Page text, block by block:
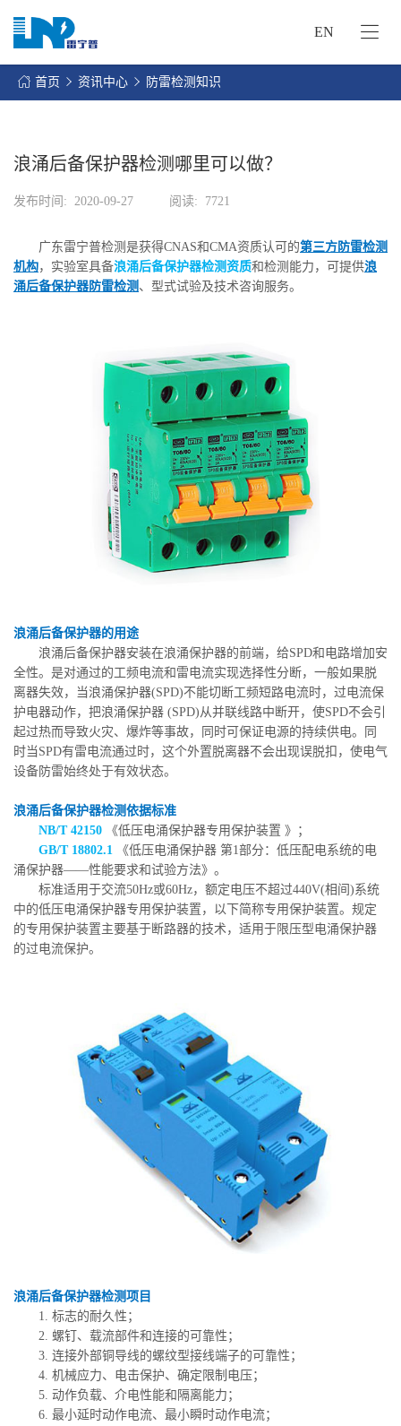
EN
首页 资讯中心 防雷检测知识
浪涌后备保护器检测哪里可以做？
发布时间: 2020-09-27 阅读: 7721
广东雷宁普检测是获得CNAS和CMA资质认可的第三方防雷检测
机构，实验室具备浪涌后备保护器检测资质和检测能力，可提供浪
涌后备保护器防雷检测 、型式试验及技术咨询服务。
浪涌后备保护器的用途
浪涌后备保护器安装在浪涌保护器的前端，给SPD和电路增加安
全性。是对通过的工频电流和雷电流实现选择性分断，一般如果脱
离器失效，当浪涌保护器(SPD)不能切断工频短路电流时，过电流保
护电器动作，把浪涌保护器 (SPD)从并联线路中断开，使SPD不会引
起过热而导致火灾、爆炸等事故，同时可保证电源的持续供电。同
时当SPD有雷电流通过时，这个外置脱离器不会出现误脱扣，使电气
设备防雷始终处于有效状态。
浪涌后备保护器检测依据标准
NB/T 42150 《低压电涌保护器专用保护装置 》；
GB/T 18802.1 《低压电涌保护器 第1部分：低压配电系统的电
涌保护器——性能要求和试验方法》。
标准适用于交流50Hz或60Hz，额定电压不超过440V(相间)系统
中的低压电涌保护器专用保护装置，以下简称专用保护装置。规定
的专用保护装置主要基于断路器的技术，适用于限压型电涌保护器
的过电流保护。
浪涌后备保护器检测项目
1. 标志的耐久性；
2. 螺钉、载流部件和连接的可靠性；
3. 连接外部铜导线的螺纹型接线端子的可靠性；
4. 机械应力、电击保护、确定限制电压；
5. 动作负载、介电性能和隔离能力；
6. 最小延时动作电流、最小瞬时动作电流；
网
的
服
务
资
讯